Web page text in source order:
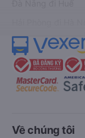
Về chúng tôi